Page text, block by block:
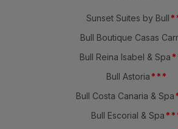
Sunset Suites by Bull *
Bull Boutique Casas
Bull Reina Isabel & Spa *
Bull Astoria * * *
Bull Costa Canaria & Spa
Bull Escorial & Spa * *